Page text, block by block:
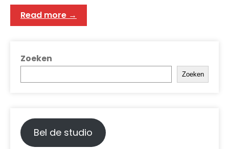
Read more →
Zoeken
Zoeken
Bel de studio